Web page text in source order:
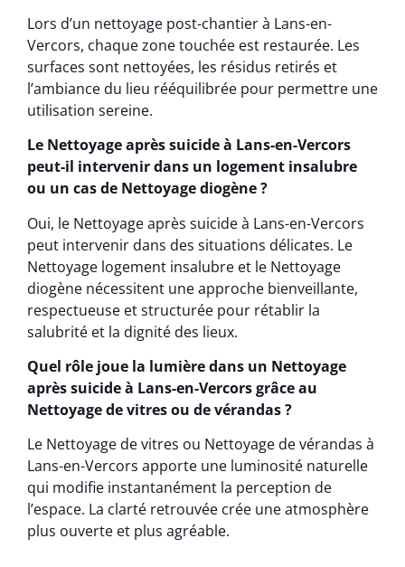
Lors d’un nettoyage post-chantier à Lans-en-
Vercors, chaque zone touchée est restaurée. Les
surfaces sont nettoyées, les résidus retirés et
l’ambiance du lieu rééquilibrée pour permettre une
utilisation sereine.
Le Nettoyage après suicide à Lans-en-Vercors
peut-il intervenir dans un logement insalubre
ou un cas de Nettoyage diogène ?
Oui, le Nettoyage après suicide à Lans-en-Vercors
peut intervenir dans des situations délicates. Le
Nettoyage logement insalubre et le Nettoyage
diogène nécessitent une approche bienveillante,
respectueuse et structurée pour rétablir la
salubrité et la dignité des lieux.
Quel rôle joue la lumière dans un Nettoyage
après suicide à Lans-en-Vercors grâce au
Nettoyage de vitres ou de vérandas ?
Le Nettoyage de vitres ou Nettoyage de vérandas à
Lans-en-Vercors apporte une luminosité naturelle
qui modifie instantanément la perception de
l’espace. La clarté retrouvée crée une atmosphère
plus ouverte et plus agréable.